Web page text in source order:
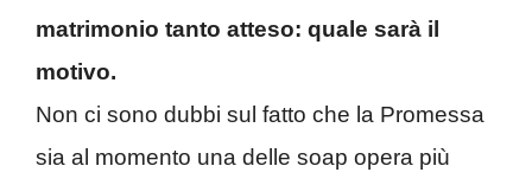
matrimonio tanto atteso: quale sarà il
motivo.
Non ci sono dubbi sul fatto che la Promessa
sia al momento una delle soap opera più